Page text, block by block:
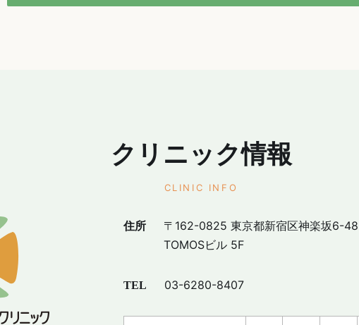
クリニック情報
CLINIC INFO
住所
〒162-0825 東京都新宿区神楽坂6-48
TOMOSビル 5F
TEL 03-6280-8407